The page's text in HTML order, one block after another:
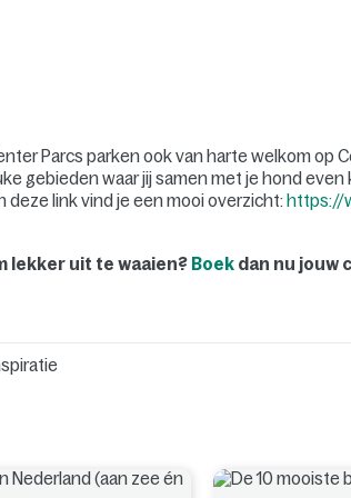
Parcs parken ook van harte welkom op
gebieden waar jij samen met je hond
deze link vind je een mooi overzicht: https://
lekker uit te waaien? Boek dan nu jouw